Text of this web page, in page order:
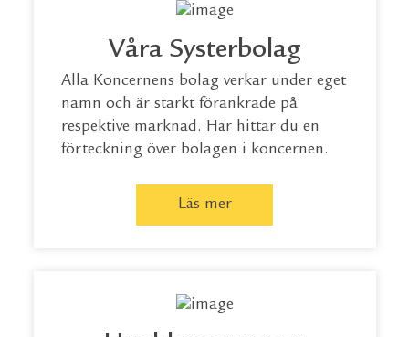
Våra Systerbolag
Alla Koncernens bolag verkar under eget
namn och är starkt förankrade på
respektive marknad. Här hittar du en
förteckning över bolagen i koncernen.
Läs mer